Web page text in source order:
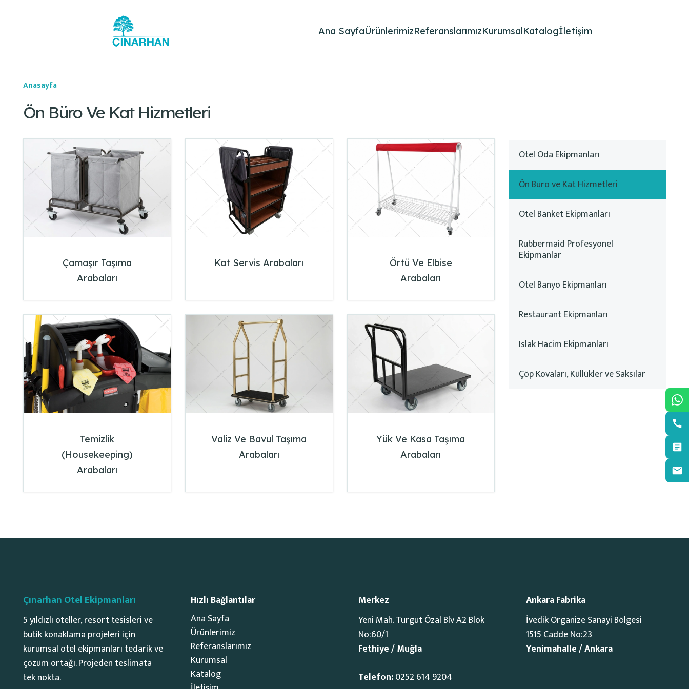
Ana SayfaÜrünlerimizReferanslarımızKurumsalKatalogİletişim
Anasayfa
Ön Büro Ve Kat Hizmetleri
Çamaşır Taşıma
Arabaları
Kat Servis Arabaları
Örtü Ve Elbise
Arabaları
Temizlik
(Housekeeping)
Arabaları
Valiz Ve Bavul Taşıma
Arabaları
Yük Ve Kasa Taşıma
Arabaları
Otel Oda Ekipmanları
Ön Büro ve Kat Hizmetleri
Otel Banket Ekipmanları
Rubbermaid Profesyonel
Ekipmanlar
Otel Banyo Ekipmanları
Restaurant Ekipmanları
Islak Hacim Ekipmanları
Çöp Kovaları, Küllükler ve Saksılar
Çınarhan Otel Ekipmanları
5 yıldızlı oteller, resort tesisleri ve
butik konaklama projeleri için
kurumsal otel ekipmanları tedarik ve
çözüm ortağı. Projeden teslimata
tek nokta.
Hızlı Bağlantılar
Ana Sayfa
Ürünlerimiz
Referanslarımız
Kurumsal
Katalog
Merkez
Yeni Mah. Turgut Özal Blv A2 Blok
No:60/1
Fethiye / Muğla
Telefon:0252 614 9204
Ankara Fabrika
İvedik Organize Sanayi Bölgesi
1515 Cadde No:23
Yenimahalle / Ankara